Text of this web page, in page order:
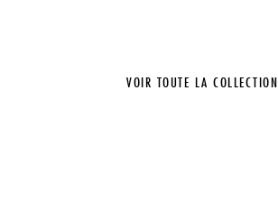
VOIR TOUTE LA COLLECTION